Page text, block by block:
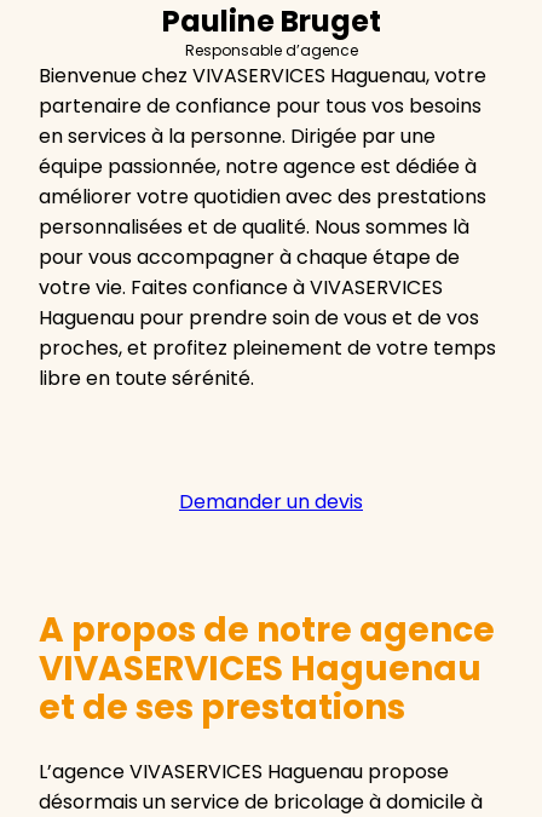
Pauline Bruget
Responsable d’agence
Bienvenue chez VIVASERVICES Haguenau, votre
partenaire de confiance pour tous vos besoins
en services à la personne. Dirigée par une
équipe passionnée, notre agence est dédiée à
améliorer votre quotidien avec des prestations
personnalisées et de qualité. Nous sommes là
pour vous accompagner à chaque étape de
votre vie. Faites confiance à VIVASERVICES
Haguenau pour prendre soin de vous et de vos
proches, et profitez pleinement de votre temps
libre en toute sérénité.
Demander un devis
A propos de notre agence
VIVASERVICES Haguenau
et de ses prestations
L’agence VIVASERVICES Haguenau propose
désormais un service de bricolage à domicile à